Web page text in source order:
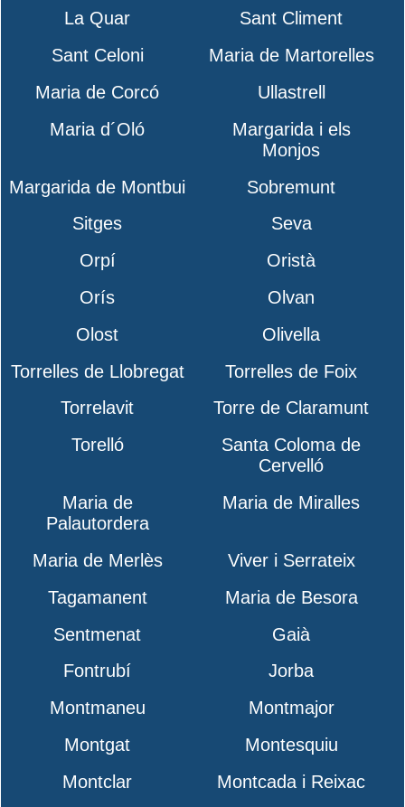
La Quar
Sant Climent
Sant Celoni
Maria de Martorelles
Maria de Corcó
Ullastrell
Maria d´Oló
Margarida i els
Monjos
Margarida de Montbui
Sobremunt
Sitges
Seva
Orpí
Oristà
Orís
Olvan
Olost
Olivella
Torrelles de Llobregat
Torrelles de Foix
Torrelavit
Torre de Claramunt
Torelló
Santa Coloma de
Cervelló
Maria de
Palautordera
Maria de Miralles
Maria de Merlès
Viver i Serrateix
Tagamanent
Maria de Besora
Sentmenat
Gaià
Fontrubí
Jorba
Montmaneu
Montmajor
Montgat
Montesquiu
Montclar
Montcada i Reixac